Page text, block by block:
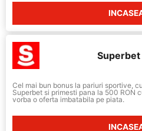
Superbet
Cel mai bun bonus la pariuri sportive,
Superbet si primesti pana la 500 RON
vorba o oferta imbatabila pe piata.